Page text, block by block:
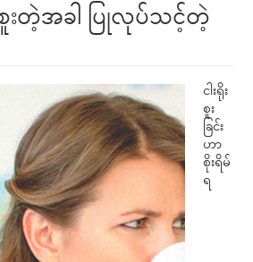
းတဲ့အခါ ပြုလုပ်သင့်တဲ့
ငါးရိုး
စူး
ခြင်း
ဟာ
စိုးရိမ်
ရ